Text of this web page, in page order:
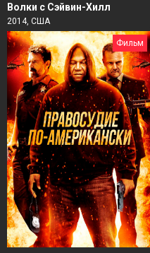
Волки с Сэйвин-Хилл
2014, США
Фильм